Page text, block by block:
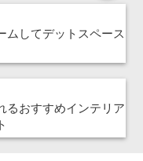
ムしてデットスペース
るおすすめインテリア